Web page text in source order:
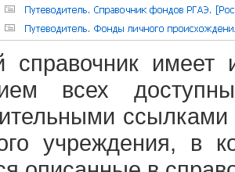
справочник имеет
всех
учреждения, в